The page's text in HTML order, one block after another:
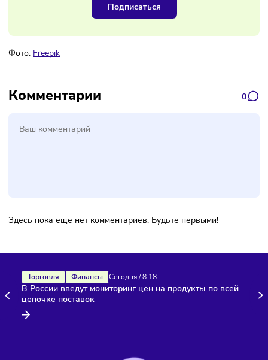
Наш канал, где вы найдёте самую
свежую информацию о бизнесе